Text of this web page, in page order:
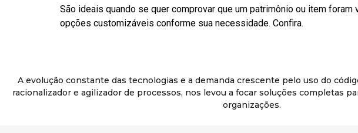
São ideais quando se quer comprovar que um patrimônio ou item
opções customizáveis conforme sua necessidade. Confira.
A evolução constante das tecnologias e a demanda crescente pelo uso do
racionalizador e agilizador de processos, nos levou a focar soluções completas
organizações.